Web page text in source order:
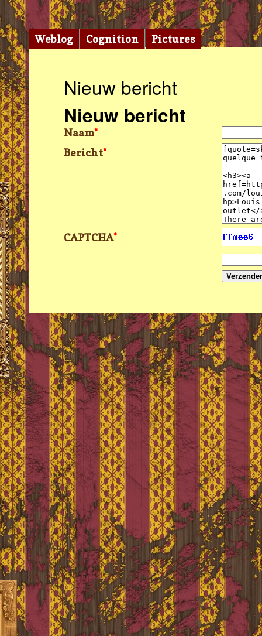
Nieuw bericht
Nieuw bericht
Naam*
Bericht*
CAPTCHA*
Weblog Cognition Pictures